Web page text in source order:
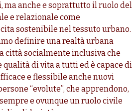
anche e soprattutto il ruolo del
e relazionale come
sostenibile nel tessuto urbano.
definire una realtà urbana
città socialmente inclusiva che
di vita a tutti ed è capace di
e flessibile anche nuovi
“evolute”, che apprendono,
e ovunque un ruolo civile